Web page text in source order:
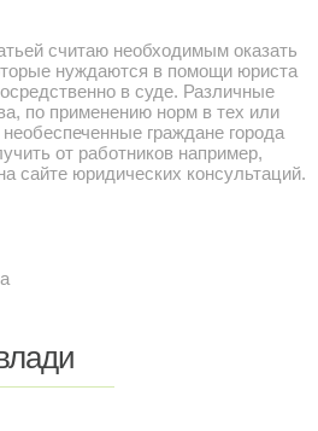
считаю необходимым оказать
нуждаются в помощи юриста
в суде. Различные
по применению норм в тех или
граждане города
от работников например,
сайте юридических консультаций.